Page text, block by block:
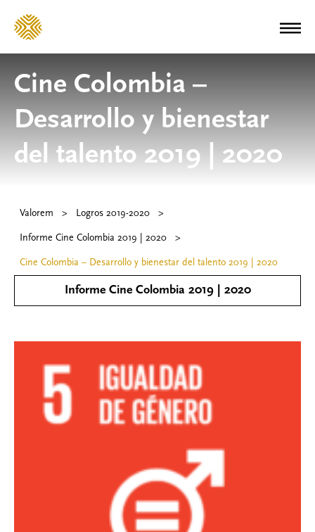
Cine Colombia –
Desarrollo y bienestar
del talento 2019 | 2020
Valorem > Logros 2019-2020 >
Informe Cine Colombia 2019 | 2020 >
Cine Colombia – Desarrollo y bienestar del talento 2019 | 2020
Informe Cine Colombia 2019 | 2020